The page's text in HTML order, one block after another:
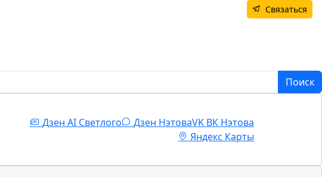
Связаться
Поиск
Дзен AI Светлого Дзен НэтоваVK ВК Нэтова
Яндекс Карты